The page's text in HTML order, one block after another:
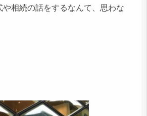
や相続の話をするなんて、思わな